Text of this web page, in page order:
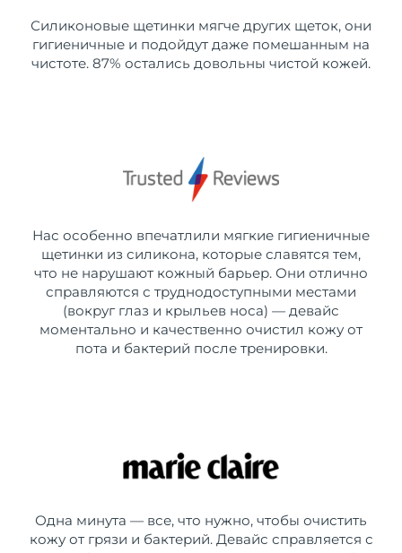
Силиконовые щетинки мягче других щеток, они
гигиеничные и подойдут даже помешанным на
чистоте. 87% остались довольны чистой кожей.
Нас особенно впечатлили мягкие гигиеничные
щетинки из силикона, которые славятся тем,
что не нарушают кожный барьер. Они отлично
справляются с труднодоступными местами
(вокруг глаз и крыльев носа) — девайс
моментально и качественно очистил кожу от
пота и бактерий после тренировки.
Одна минута — все, что нужно, чтобы очистить
кожу от грязи и бактерий. Девайс справляется с